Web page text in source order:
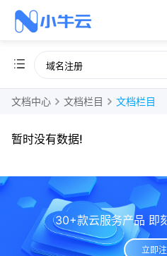
文档中心 文档栏目 文档栏目
暂时没有数据!
30+款云服务产品 即
立即